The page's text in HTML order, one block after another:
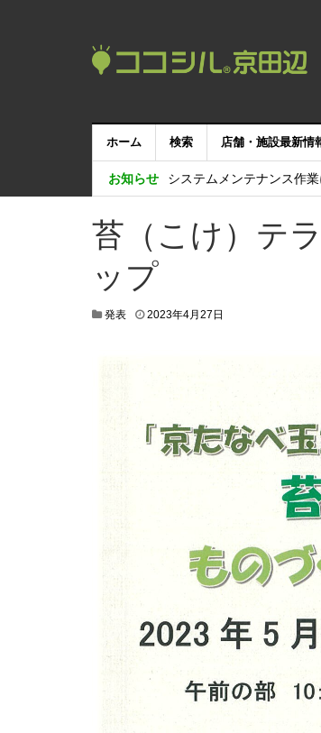
ホーム 検索 店舗・施設最新情
お知らせ
ココシル京田辺サービス終
システムメンテナンス作
【重要：9月5日（火）
苔（こけ）テ
ップ
発表 2023年4月27日
9
日